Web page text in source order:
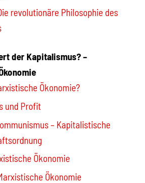
revolutionäre Philosophie des
der Kapitalismus? –
Ökonomie?
und Profit
– Kapitalistische
Ökonomie
Ökonomie